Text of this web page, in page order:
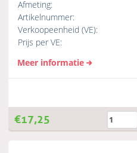
Afmeting:
Artikelnummer:
Verkoopeenheid (VE):
Prijs per VE:
Meer informatie
€17,25